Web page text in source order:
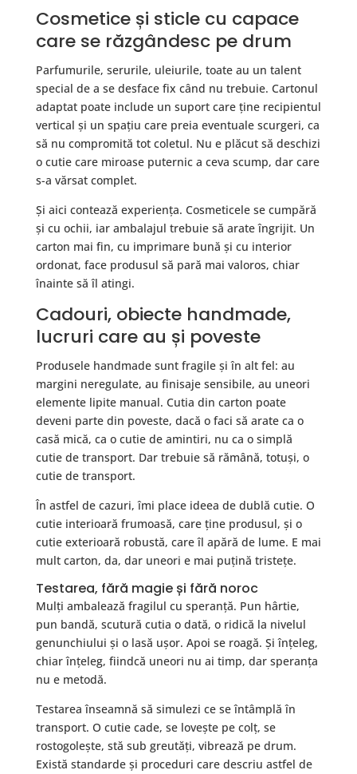
Cosmetice și sticle cu capace
care se răzgândesc pe drum
Parfumurile, serurile, uleiurile, toate au un talent
special de a se desface fix când nu trebuie. Cartonul
adaptat poate include un suport care ține recipientul
vertical și un spațiu care preia eventuale scurgeri, ca
să nu compromită tot coletul. Nu e plăcut să deschizi
o cutie care miroase puternic a ceva scump, dar care
s-a vărsat complet.
Și aici contează experiența. Cosmeticele se cumpără
și cu ochii, iar ambalajul trebuie să arate îngrijit. Un
carton mai fin, cu imprimare bună și cu interior
ordonat, face produsul să pară mai valoros, chiar
înainte să îl atingi.
Cadouri, obiecte handmade,
lucruri care au și poveste
Produsele handmade sunt fragile și în alt fel: au
margini neregulate, au finisaje sensibile, au uneori
elemente lipite manual. Cutia din carton poate
deveni parte din poveste, dacă o faci să arate ca o
casă mică, ca o cutie de amintiri, nu ca o simplă
cutie de transport. Dar trebuie să rămână, totuși, o
cutie de transport.
În astfel de cazuri, îmi place ideea de dublă cutie. O
cutie interioară frumoasă, care ține produsul, și o
cutie exterioară robustă, care îl apără de lume. E mai
mult carton, da, dar uneori e mai puțină tristețe.
Testarea, fără magie și fără noroc
Mulți ambalează fragilul cu speranță. Pun hârtie,
pun bandă, scutură cutia o dată, o ridică la nivelul
genunchiului și o lasă ușor. Apoi se roagă. Și înțeleg,
chiar înțeleg, fiindcă uneori nu ai timp, dar speranța
nu e metodă.
Testarea înseamnă să simulezi ce se întâmplă în
transport. O cutie cade, se lovește pe colț, se
rostogolește, stă sub greutăți, vibrează pe drum.
Există standarde și proceduri care descriu astfel de